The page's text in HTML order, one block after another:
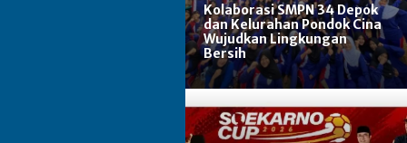
Kolaborasi SMPN 34 Depok
dan Kelurahan Pondok Cina
Wujudkan Lingkungan
Bersih